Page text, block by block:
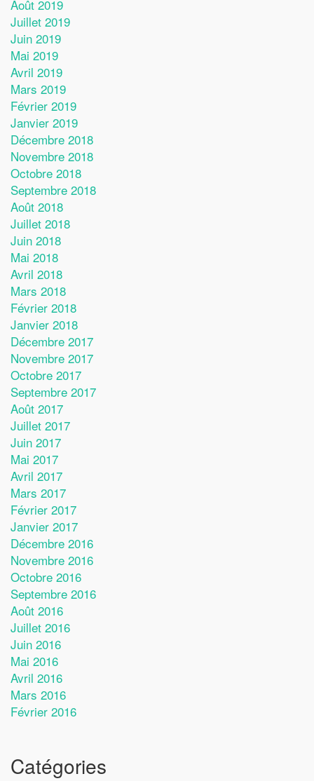
Août 2019
Juillet 2019
Juin 2019
Mai 2019
Avril 2019
Mars 2019
Février 2019
Janvier 2019
Décembre 2018
Novembre 2018
Octobre 2018
Septembre 2018
Août 2018
Juillet 2018
Juin 2018
Mai 2018
Avril 2018
Mars 2018
Février 2018
Janvier 2018
Décembre 2017
Novembre 2017
Octobre 2017
Septembre 2017
Août 2017
Juillet 2017
Juin 2017
Mai 2017
Avril 2017
Mars 2017
Février 2017
Janvier 2017
Décembre 2016
Novembre 2016
Octobre 2016
Septembre 2016
Août 2016
Juillet 2016
Juin 2016
Mai 2016
Avril 2016
Mars 2016
Février 2016
Catégories